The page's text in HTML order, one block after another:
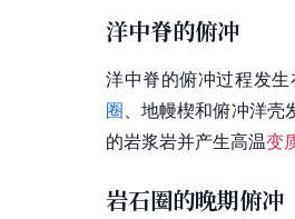
洋中脊的俯冲
洋中脊的俯冲过程发生
圈、地幔楔和俯冲洋壳
的岩浆岩并产生高温变
岩石圈的晚期俯冲